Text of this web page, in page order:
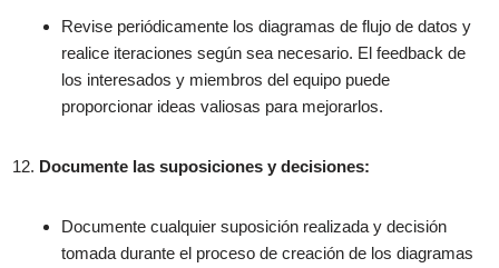
Revise periódicamente los diagramas de flujo de datos y
realice iteraciones según sea necesario. El feedback de
los interesados y miembros del equipo puede
proporcionar ideas valiosas para mejorarlos.
Documente las suposiciones y decisiones:
Documente cualquier suposición realizada y decisión
tomada durante el proceso de creación de los diagramas